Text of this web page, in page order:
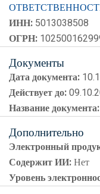
ИНН: 5013038508
ОГРН:
Документы
Дата документа:
Действует до:
Название документа:
Дополнительно
Электронный
Содержит ИИ:Нет
Уровень